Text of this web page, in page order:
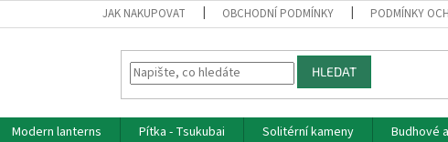
JAK NAKUPOVAT OBCHODNÍ PODMÍNKY PODMÍNKY
HLEDAT
Modern lanterns Pítka - Tsukubai Solitérní kameny Budhové